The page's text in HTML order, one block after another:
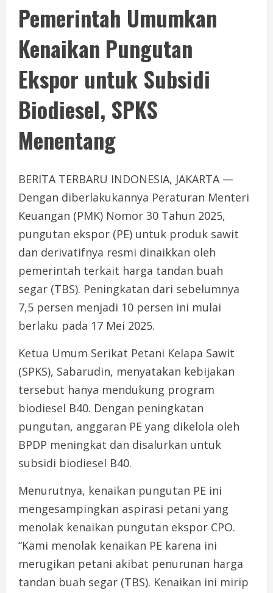
Pemerintah Umumkan
Kenaikan Pungutan
Ekspor untuk Subsidi
Biodiesel, SPKS
Menentang
BERITA TERBARU INDONESIA, JAKARTA —
Dengan diberlakukannya Peraturan Menteri
Keuangan (PMK) Nomor 30 Tahun 2025,
pungutan ekspor (PE) untuk produk sawit
dan derivatifnya resmi dinaikkan oleh
pemerintah terkait harga tandan buah
segar (TBS). Peningkatan dari sebelumnya
7,5 persen menjadi 10 persen ini mulai
berlaku pada 17 Mei 2025.
Ketua Umum Serikat Petani Kelapa Sawit
(SPKS), Sabarudin, menyatakan kebijakan
tersebut hanya mendukung program
biodiesel B40. Dengan peningkatan
pungutan, anggaran PE yang dikelola oleh
BPDP meningkat dan disalurkan untuk
subsidi biodiesel B40.
Menurutnya, kenaikan pungutan PE ini
mengesampingkan aspirasi petani yang
menolak kenaikan pungutan ekspor CPO.
“Kami menolak kenaikan PE karena ini
merugikan petani akibat penurunan harga
tandan buah segar (TBS). Kenaikan ini mirip